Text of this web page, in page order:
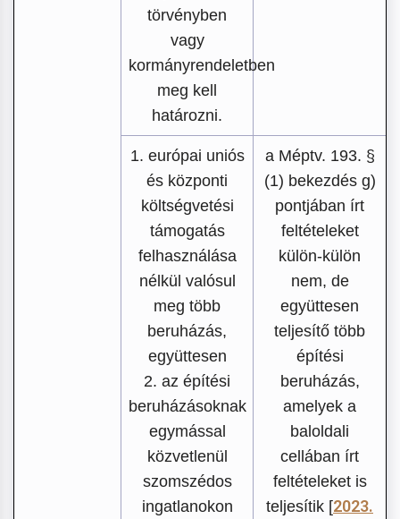
törvényben
vagy
kormányrendeletben
meg kell
határozni.
1. európai uniós
és központi
költségvetési
támogatás
felhasználása
nélkül valósul
meg több
beruházás,
együttesen
2. az építési
beruházásoknak
egymással
közvetlenül
szomszédos
ingatlanokon
a Méptv. 193. §
(1) bekezdés g)
pontjában írt
feltételeket
külön-külön
nem, de
együttesen
teljesítő több
építési
beruházás,
amelyek a
baloldali
cellában írt
feltételeket is
teljesítik [2023.